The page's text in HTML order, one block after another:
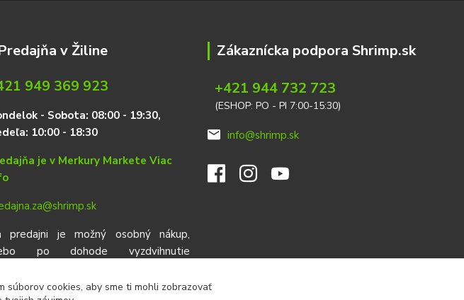
v Žiline
949 369 923
delok - Sobota: 08:00 - 19:30,
10:00 - 18:30
je v Merkury Markete Viac
predajni je možný osobný nákup,
po dohode vyzdvihnutie
Zákaznícka podpora Shrimp.sk
+421 944 732 723
(ESHOP: PO - PI 7:00-15:30)
info@shrimp.sk
súborov cookies, aby sme ti mohli zobrazovať